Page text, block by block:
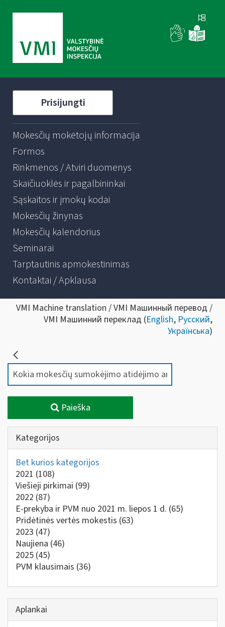
Prisijungti
Mokesčių mokėtojų informacija
Formos
Rinkmenos / Atviri duomenys
Skaičiuoklės ir pagalbininkai
Sąskaitos ir įmokų kodai
Mokesčių žinynas
Mokesčių kalendorius
Seminarai
Tarptautinis apmokestinimas
Kontaktai / Apklausa
VMI Machine translation / VMI Машинный перевод /
VMI Машинний переклад (English, Русский,
Українська)
Paieška
Kategorijos
Bet kurios kategorijos
2021 (108)
Viešieji pirkimai (99)
2022 (87)
E-prekyba ir PVM nuo 2021 m. liepos 1 d. (65)
Pridėtinės vertės mokestis (63)
2023 (47)
Naujiena (46)
2025 (45)
PVM klausimais (36)
Aplankai